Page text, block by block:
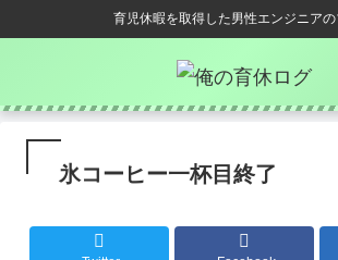
育児休暇を取得した男性エンジニア
氷コーヒー一杯目終了